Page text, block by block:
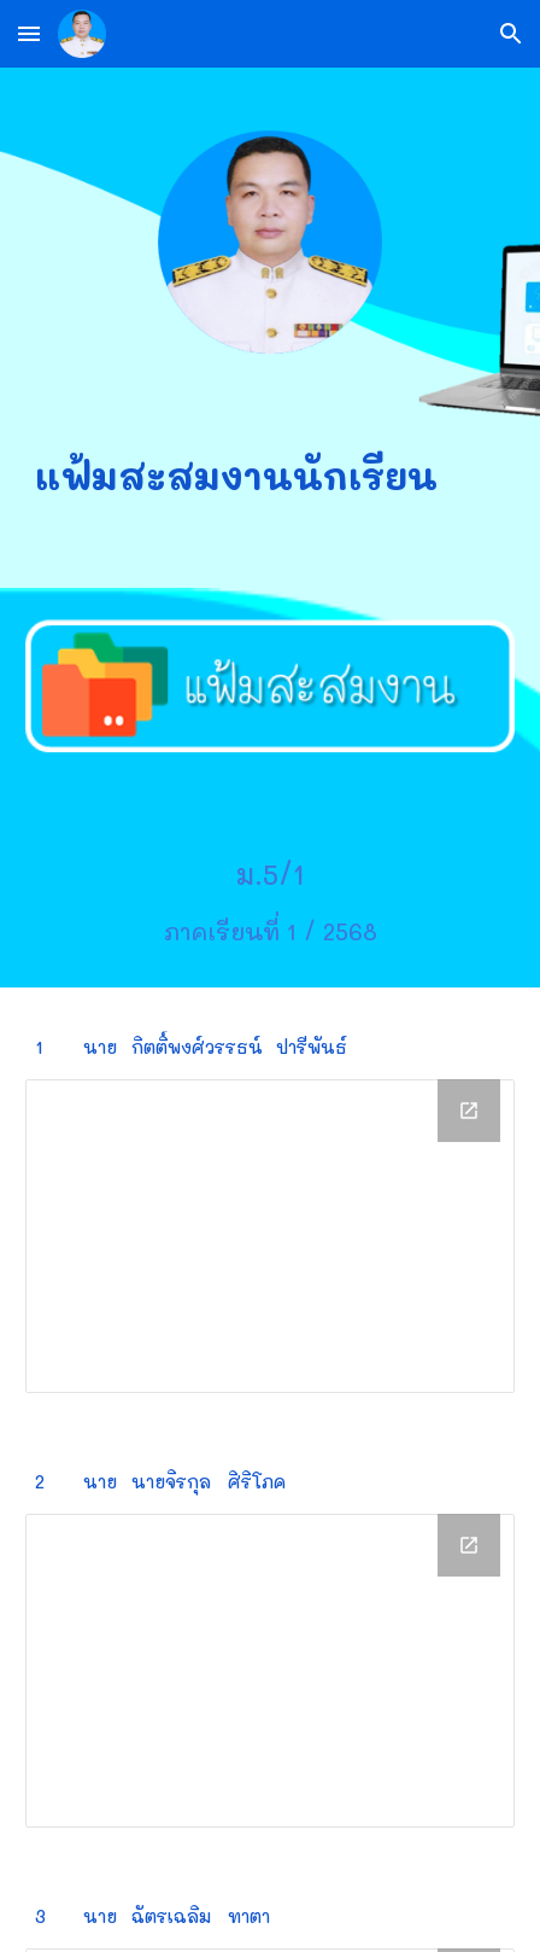
Skip to main content Skip to navigation
แฟ้มสะสมงานนักเรียน
ม.5/1
ภาคเรียนที่ 1 / 2568
1 นาย กิตติ์พงศ์วรรธน์ ปารีพันธ์
2 นาย นายจิรกุล ศิริโภค
3 นาย ฉัตรเฉลิม ทาตา